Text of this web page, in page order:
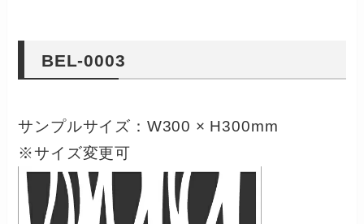
BEL-0003
サンプルサイズ：W300 × H300mm
※サイズ変更可